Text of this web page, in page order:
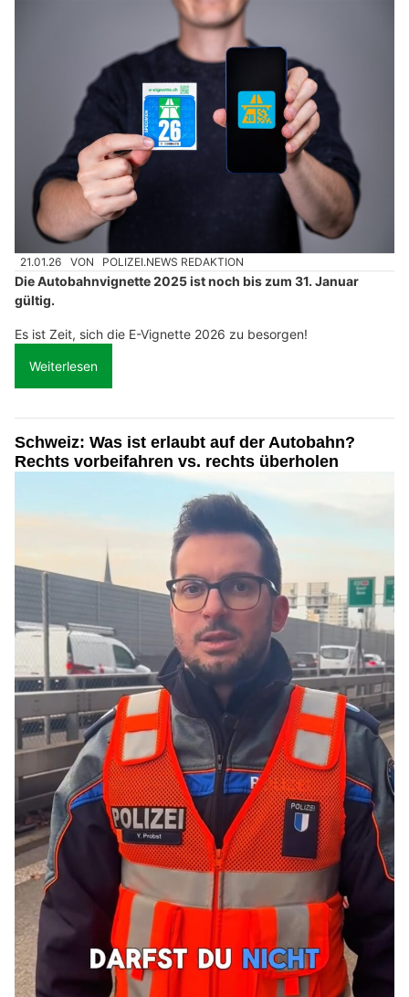
21.01.26 VON POLIZEI.NEWS REDAKTION
Die Autobahnvignette 2025 ist noch bis zum 31. Januar
gültig.
Es ist Zeit, sich die E-Vignette 2026 zu besorgen!
Weiterlesen
Schweiz: Was ist erlaubt auf der Autobahn?
Rechts vorbeifahren vs. rechts überholen